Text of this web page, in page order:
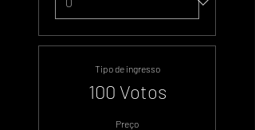
Tipo de ingresso
100 Votos
Preço